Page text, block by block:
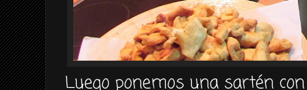
Luego ponemos una sartén